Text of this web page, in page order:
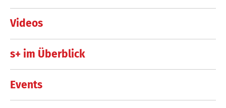
Videos
s+ im Überblick
Events